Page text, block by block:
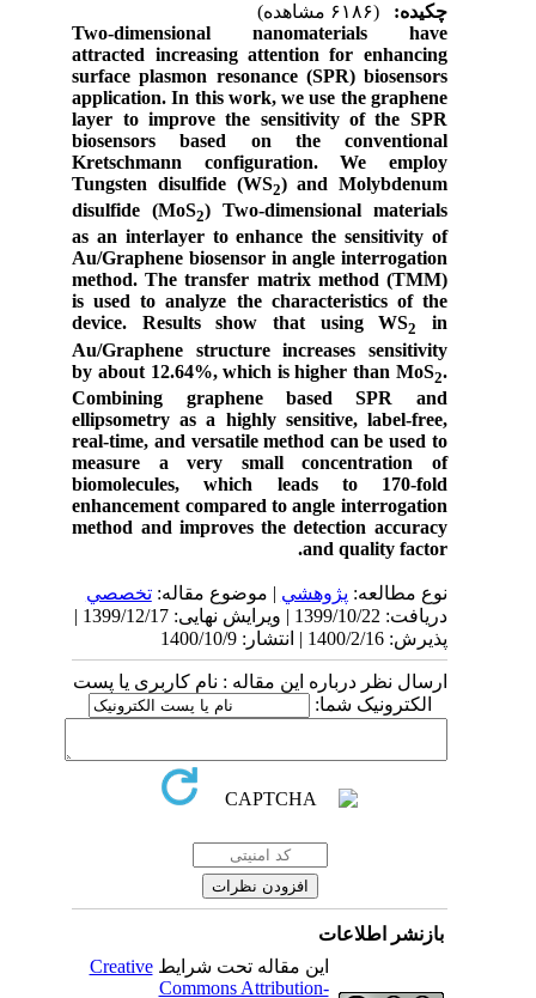
چکیده:
Two-dimensional nanomaterials have
attracted increasing attention for enhancing
surface plasmon resonance (SPR) biosensors
application. In this work, we use the graphene
layer to improve the sensitivity of the SPR
biosensors based on the conventional
Kretschmann configuration. We employ
Tungsten disulfide (WS2 ) and Molybdenum
disulfide (MoS ) Two-dimensional materials
as an interlayer to enhance the sensitivity of
Au/Graphene biosensor in angle interrogation
method. The transfer matrix method (TMM)
is used to analyze the characteristics of the
device. Results show that using WS
in
Au/Graphene structure increases sensitivity
by about 12.64%, which is higher than MoS
Combining graphene based SPR and
ellipsometry as a highly sensitive, label-free,
real-time, and versatile method can be used to
measure a very small concentration of
biomolecules, which leads to 170-fold
enhancement compared to angle interrogation
method and improves the detection accuracy
and quality factor.
نوع مطالعه:پژوهشي| موضوع مقاله:تخصصي
دریافت: 1399/10/22 | ویرایش نهایی: 1399/12/17 |
پذیرش: 1400/2/16 | انتشار: 1400/10/9
ارسال نظر درباره این مقاله : نام کاربری یا پست
الکترونیک شما:
بازنشر اطلاعات
این مقاله تحت شرایطCreative
Commons Attribution-